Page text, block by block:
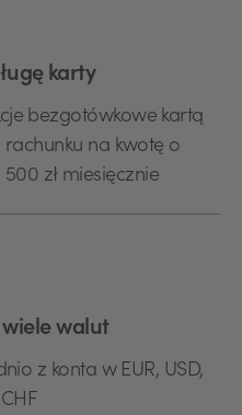
karty
bezgotówkowe kartą
na kwotę o
zł miesięcznie
walut
z konta w EUR, USD,